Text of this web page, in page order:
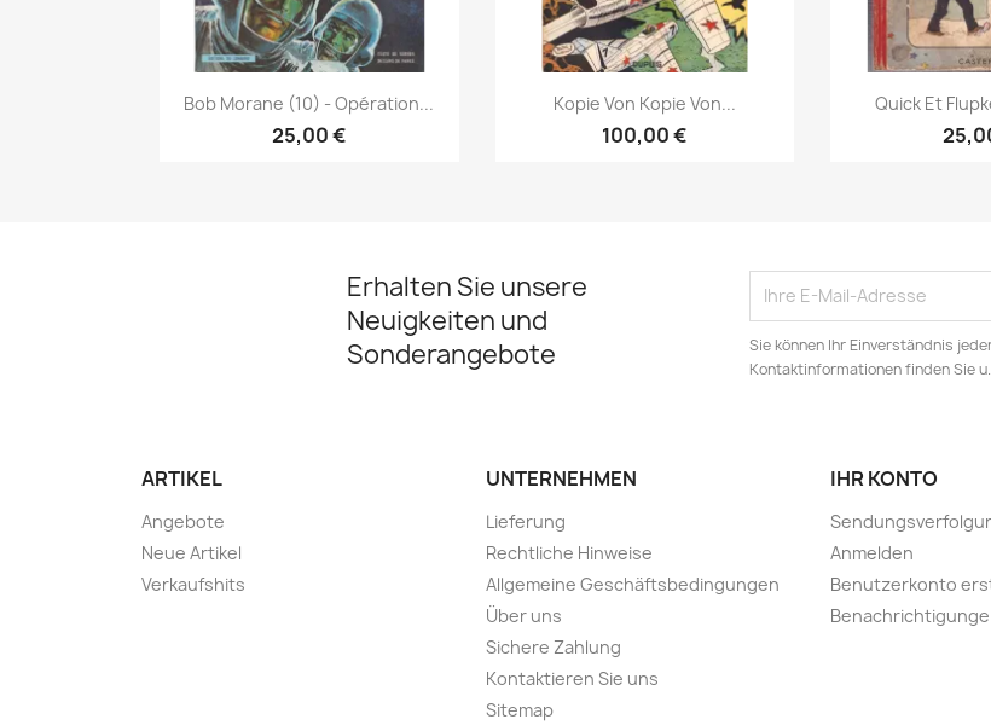
Vorschau
Bob Morane (10) - Opération...
25,00 €
Vorschau
Kopie Von Kopie Von...
100,00 €

Quick Et
Erhalten Sie unsere
Neuigkeiten und
Sonderangebote
Sie können Ihr Einverständnis
Kontaktinformationen finden Sie
ARTIKEL
Angebote
Neue Artikel
Verkaufshits
UNTERNEHMEN
Lieferung
Rechtliche Hinweise
Allgemeine Geschäftsbedingungen
Über uns
Sichere Zahlung
Kontaktieren Sie uns
Sitemap
IHR KONTO
Anmelden
Benutzerkonto